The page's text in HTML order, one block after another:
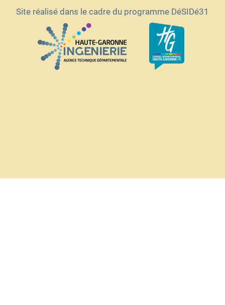
Site réalisé dans le cadre du programme DéSIDé31